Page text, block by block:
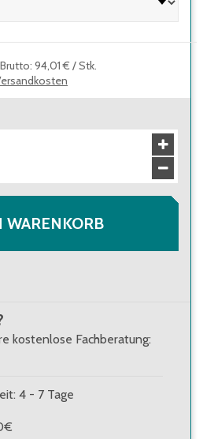
Brutto: 94,01 € /Stk.
WARENKORB
kostenlose Fachberatung:
4 - 7 Tage